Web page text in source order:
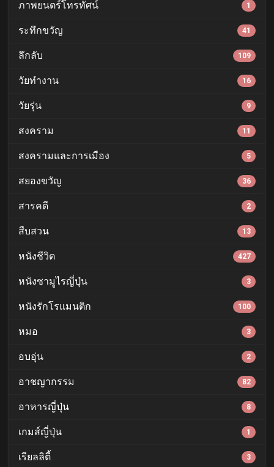
ภาพยนตร์โทรทัศน์ 1
ระทึกขวัญ 41
ลึกลับ 109
วัยทำงาน 16
วัยรุ่น 9
สงคราม 11
สงครามและการเมือง 5
สยองขวัญ 36
สารคดี 2
สืบสวน 13
หนังชีวิต 427
หนังซามูไรญี่ปุ่น 3
หนังรักโรแมนติก 100
หมอ 3
อบอุ่น 2
อาชญากรรม 82
อาหารญี่ปุ่น 8
เกมส์ญี่ปุ่น 1
เรียลลิตี้ 3